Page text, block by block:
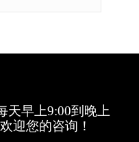
天早上9:00到晚上
迎您的咨询！